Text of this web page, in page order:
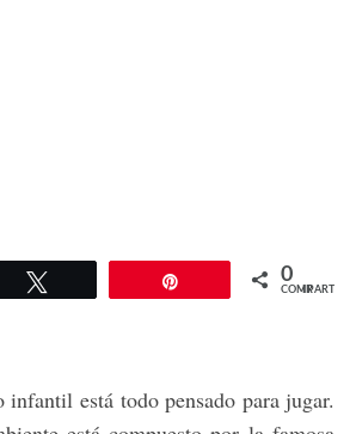
0
COMPARTIR
está todo pensado para jugar.